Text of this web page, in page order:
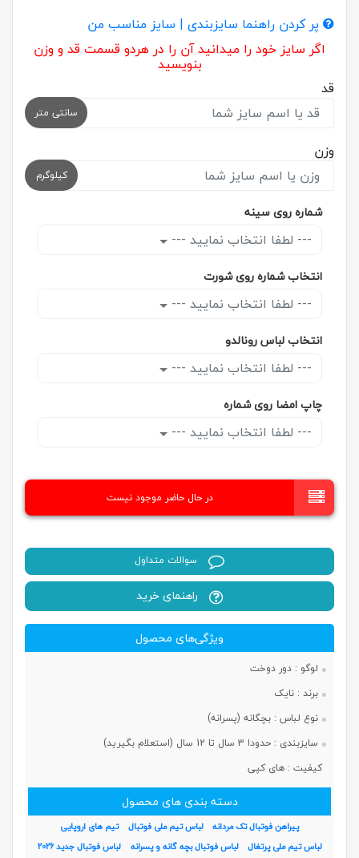
پر کردن راهنما سایزبندی | سایز مناسب من
اگر سایز خود را میدانید آن را در هردو قسمت قد و وزن
بنویسید
قد
سانتی متر
وزن
کیلوگرم
شماره روی سینه
--- لطفا انتخاب نمایید ---
انتخاب شماره روی شورت
--- لطفا انتخاب نمایید ---
انتخاب لباس رونالدو
--- لطفا انتخاب نمایید ---
چاپ امضا روی شماره
--- لطفا انتخاب نمایید ---
در حال حاضر موجود نیست
سوالات متداول
راهنمای خرید
ویژگی‌های محصول
لوگو : دور دوخت
برند : نایک
نوع لباس : بچگانه (پسرانه)
سایزبندی : حدودا 3 سال تا 12 سال (استعلام بگیرید)
کیفیت : های کپی
دسته بندی های محصول
پیراهن فوتبال تک مردانه لباس تیم ملی فوتبال
تیم های اروپایی
لباس تیم ملی پرتغال
لباس فوتبال بچه گانه و پسرانه
لباس فوتبال جدید 2026